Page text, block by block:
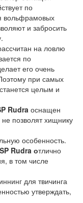
по
вольфрамовых
и забросить
на ловлю
по
его очень
при самых
целым и
Rudra оснащен
позволят хищнику
особенность.
Rudra отлично
в том числе
для твичинга
утверждать,